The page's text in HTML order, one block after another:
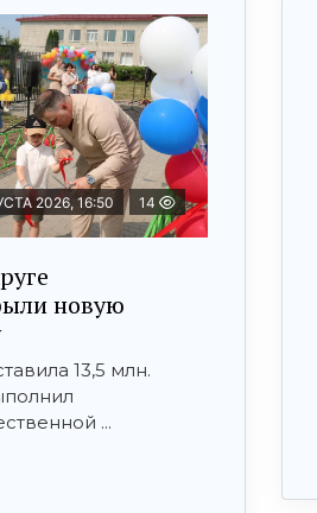
2026, 16:50 14
новую
13,5 млн.
...